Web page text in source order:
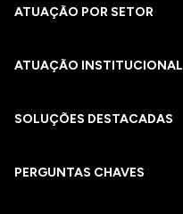
ATUAÇÃO POR SETOR
ATUAÇÃO INSTITUCIONAL
SOLUÇÕES DESTACADAS
PERGUNTAS CHAVES​